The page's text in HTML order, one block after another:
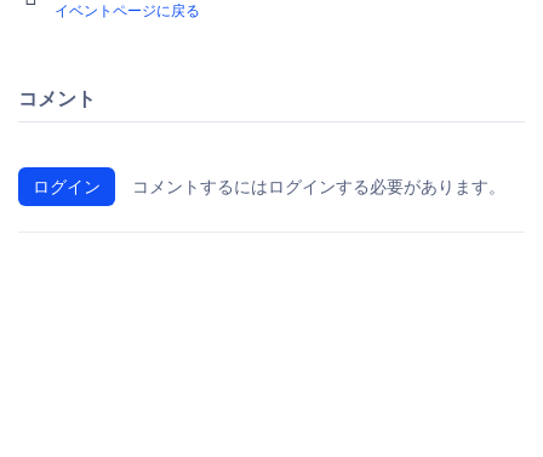
イベントページに戻る
コメント
ログイン コメントするにはログインする必要があります。